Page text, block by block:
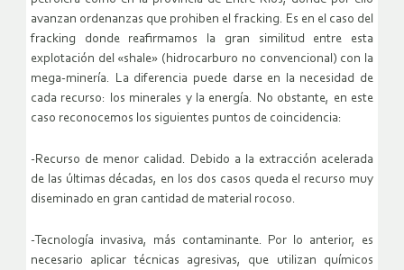
avanzan ordenanzas que prohiben el fracking. Es en el caso del
fracking donde reafirmamos la gran similitud entre esta
explotación del «shale» (hidrocarburo no convencional) con la
mega-minería. La diferencia puede darse en la necesidad de
cada recurso: los minerales y la energía. No obstante, en este
caso reconocemos los siguientes puntos de coincidencia:
-Recurso de menor calidad. Debido a la extracción acelerada
de las últimas décadas, en los dos casos queda el recurso muy
diseminado en gran cantidad de material rocoso.
-Tecnología invasiva, más contaminante. Por lo anterior, es
necesario aplicar técnicas agresivas, que utilizan químicos